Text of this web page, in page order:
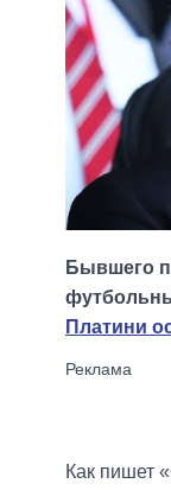
Бывшего
Платини
Как пишет